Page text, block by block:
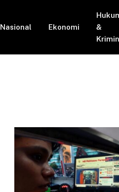
Nasional Ekonomi
&